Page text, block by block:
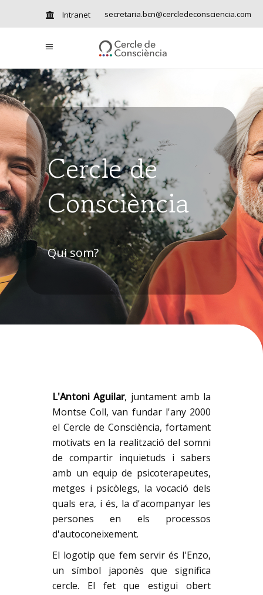
Intranet secretaria.bcn@cercledeconsciencia.com
Cercle de
Consciència
Qui som?
L'Antoni Aguilar, juntament amb la
Montse Coll, van fundar l'any 2000
el Cercle de Consciència, fortament
motivats en la realització del somni
de compartir inquietuds i sabers
amb un equip de psicoterapeutes,
metges i psicòlegs, la vocació dels
quals era, i és, la d'acompanyar les
persones en els processos
d'autoconeixement.
El logotip que fem servir és l'Enzo,
un símbol japonès que significa
cercle. El fet que estigui obert